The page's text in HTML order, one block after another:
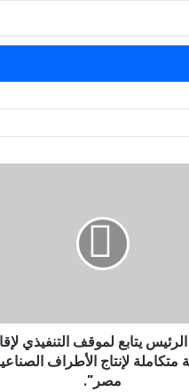
يتابع لموقف التنفيذي
لإنتاج الأطراف
مصر".